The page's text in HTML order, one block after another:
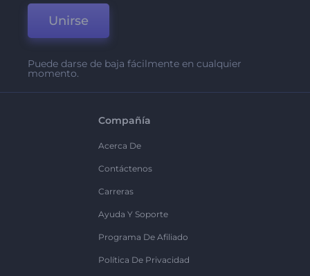
Unirse
Puede darse de baja fácilmente en cualquier
momento.
Compañía
Acerca De
Contáctenos
Carreras
Ayuda Y Soporte
Programa De Afiliado
Política De Privacidad